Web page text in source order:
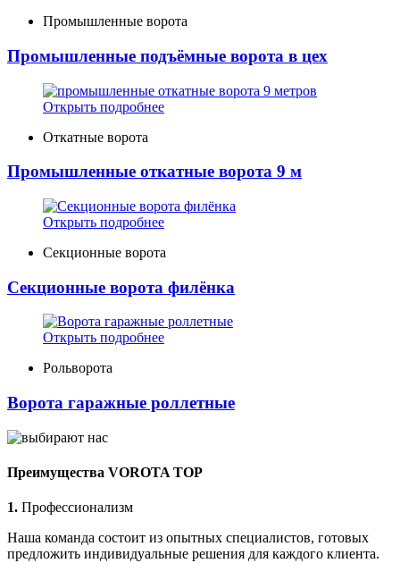
Промышленные ворота
Промышленные подъёмные ворота в цех
Открыть подробнее
Откатные ворота
Промышленные откатные ворота 9 м
Открыть подробнее
Секционные ворота
Секционные ворота филёнка
Открыть подробнее
Рольворота
Ворота гаражные роллетные
Преимущества VOROTA TOP
1. Профессионализм
Наша команда состоит из опытных специалистов, готовых
предложить индивидуальные решения для каждого клиента.